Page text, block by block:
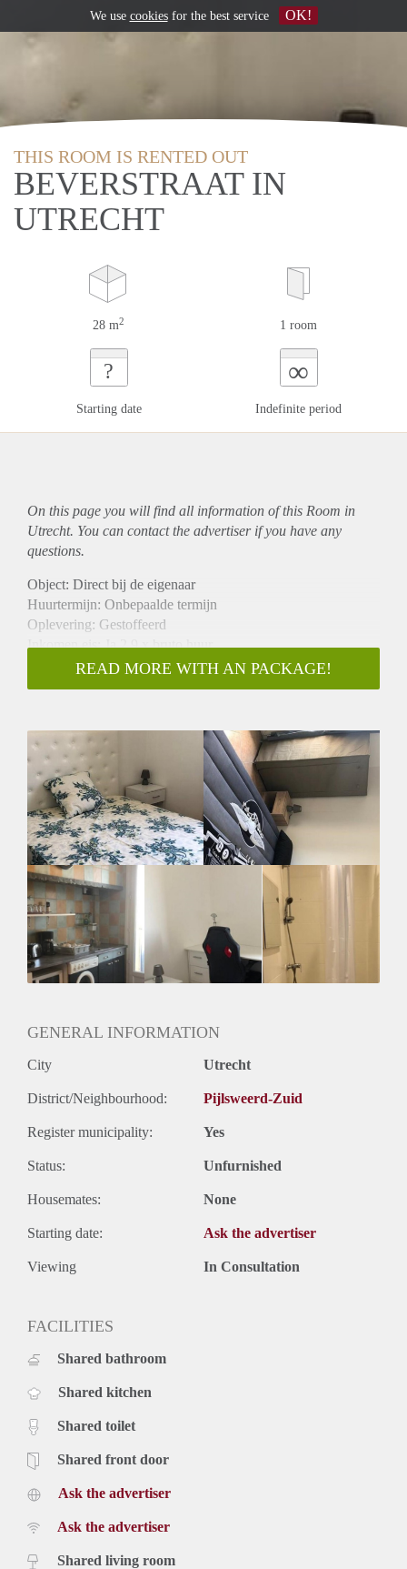
THIS ROOM IS RENTED OUT
BEVERSTRAAT IN
UTRECHT
28 m2 1 room
?
Starting date
∞
Indefinite period
On this page you will find all information of this Room in
Utrecht. You can contact the advertiser if you have any
questions.
Object: Direct bij de eigenaar
Huurtermijn: Onbepaalde termijn
Oplevering: Gestoffeerd
Inkomen eis: Ja 2,9 x bruto huur
Garantiestelling mogelijk: Ja
Borg: 1 maand
Gedeelde keuken: Nee
Gedeelde Douche: Nee
Gedeelde woonkamer: Nee
Huisgenoten: Nee
Geslacht huisgenoten: N.v.t.
READ MORE WITH AN PACKAGE!
GENERAL INFORMATION
City Utrecht
District/Neighbourhood: Pijlsweerd-Zuid
Register municipality: Yes
Status: Unfurnished
Housemates: None
Starting date: Ask the advertiser
Viewing In Consultation
FACILITIES
Shared bathroom
Shared kitchen
Shared toilet
Shared front door
Ask the advertiser
Ask the advertiser
Shared living room
We use cookiesfor the best service OK!